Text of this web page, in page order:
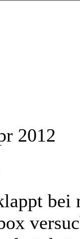
2012
bei